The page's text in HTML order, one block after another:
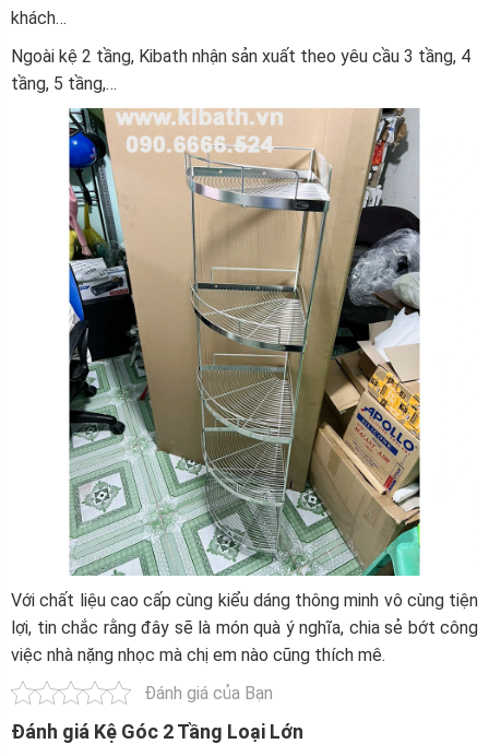
khách…
Ngoài kệ 2 tầng, Kibath nhận sản xuất theo yêu cầu 3 tầng, 4
tầng, 5 tầng,…
Với chất liệu cao cấp cùng kiểu dáng thông minh vô cùng tiện
lợi, tin chắc rằng đây sẽ là món quà ý nghĩa, chia sẻ bớt công
việc nhà nặng nhọc mà chị em nào cũng thích mê.
Đánh giá của Bạn
Đánh giá Kệ Góc 2 Tầng Loại Lớn